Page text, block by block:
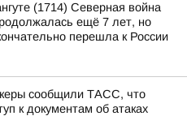
(1714) Северная война
ещё 7 лет, но
перешла к России
сообщили ТАСС, что
к документам об атаках